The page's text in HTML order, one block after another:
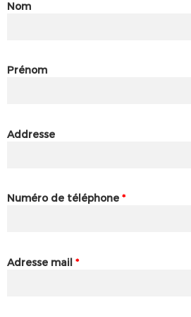
Nom
Prénom
Addresse
Numéro de téléphone *
Adresse mail *